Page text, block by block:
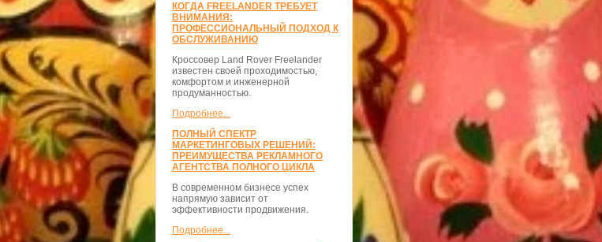
КОГДА FREELANDER ТРЕБУЕТ
ВНИМАНИЯ:
ПРОФЕССИОНАЛЬНЫЙ ПОДХОД К
ОБСЛУЖИВАНИЮ
Кроссовер Land Rover Freelander
известен своей проходимостью,
комфортом и инженерной
продуманностью.
Подробнее...
ПОЛНЫЙ СПЕКТР
МАРКЕТИНГОВЫХ РЕШЕНИЙ:
ПРЕИМУЩЕСТВА РЕКЛАМНОГО
АГЕНТСТВА ПОЛНОГО ЦИКЛА
В современном бизнесе успех
напрямую зависит от
эффективности продвижения.
Подробнее...